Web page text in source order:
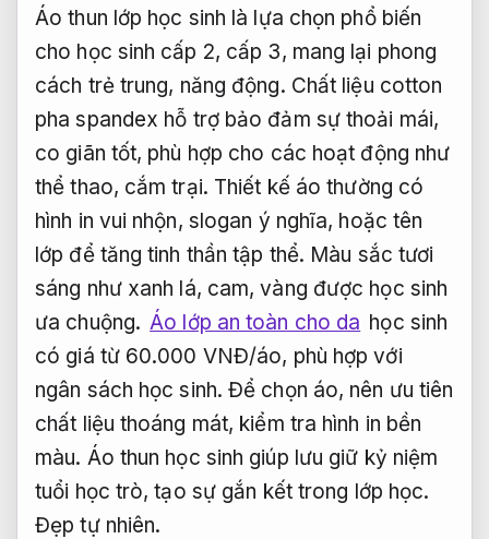
Áo thun lớp học sinh là lựa chọn phổ biến
cho học sinh cấp 2, cấp 3, mang lại phong
cách trẻ trung, năng động. Chất liệu cotton
pha spandex hỗ trợ bảo đảm sự thoải mái,
co giãn tốt, phù hợp cho các hoạt động như
thể thao, cắm trại. Thiết kế áo thường có
hình in vui nhộn, slogan ý nghĩa, hoặc tên
lớp để tăng tinh thần tập thể. Màu sắc tươi
sáng như xanh lá, cam, vàng được học sinh
ưa chuộng. Áo lớp an toàn cho da học sinh
có giá từ 60.000 VNĐ/áo, phù hợp với
ngân sách học sinh. Để chọn áo, nên ưu tiên
chất liệu thoáng mát, kiểm tra hình in bền
màu. Áo thun học sinh giúp lưu giữ kỷ niệm
tuổi học trò, tạo sự gắn kết trong lớp học.
Đẹp tự nhiên.